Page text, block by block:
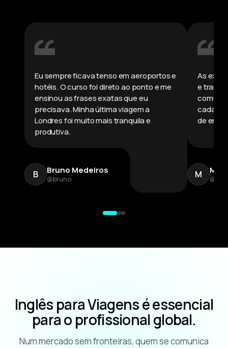
Eu sempre ficava tenso em aeroportos e
hotéis. O curso foi direto ao ponto e me
ensinou as frases exatas que eu
precisava. Minha última viagem a
Londres foi muito mais tranquila e
produtiva.
B Bruno Medeiros
@bruno
As
e
cada
de errar.
M
Inglês para Viagens é essencial
para o profissional global.
Num mercado sem fronteiras, quem se comunica